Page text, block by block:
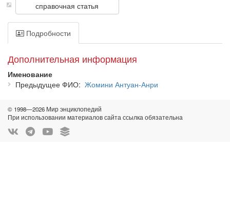
справочная статья
Подробности
Дополнительная информация
Именование
Предыдущее ФИО Жомини Антуан-Анри
© 1998—2026 Мир энциклопедий
При использовании материалов сайта ссылка обязательна